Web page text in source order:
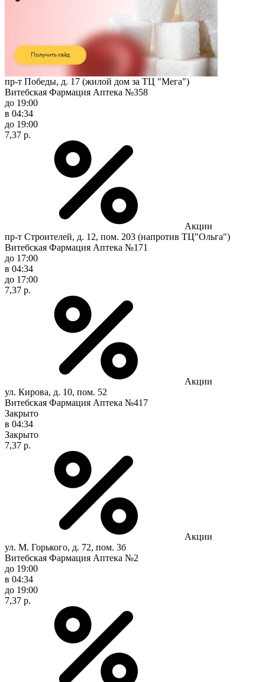
пр-т Победы, д. 17 (жилой дом за ТЦ "Мега")
Витебская Фармация Аптека №358
до 19:00
в 04:34
до 19:00
7,37 р.
Акции
пр-т Строителей, д. 12, пом. 203 (напротив ТЦ"Ольга")
Витебская Фармация Аптека №171
до 17:00
в 04:34
до 17:00
7,37 р.
Акции
ул. Кирова, д. 10, пом. 52
Витебская Фармация Аптека №417
Закрыто
в 04:34
Закрыто
7,37 р.
Акции
ул. М. Горького, д. 72, пом. 3б
Витебская Фармация Аптека №2
до 19:00
в 04:34
до 19:00
7,37 р.